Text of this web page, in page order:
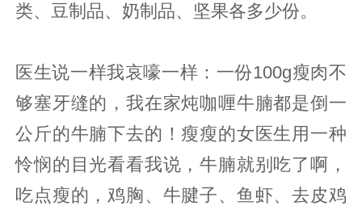
类、豆制品、奶制品、坚果各多少份。
医生说一样我哀嚎一样：一份100g瘦肉不
够塞牙缝的，我在家炖咖喱牛腩都是倒一
公斤的牛腩下去的！瘦瘦的女医生用一种
怜悯的目光看看我说，牛腩就别吃了啊，
吃点瘦的，鸡胸、牛腱子、鱼虾、去皮鸡